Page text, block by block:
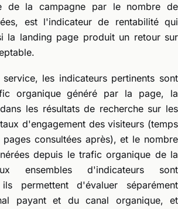
de la campagne par le nombre de
est l'indicateur de rentabilité qui
la landing page produit un retour sur
les indicateurs pertinents sont
organique généré par la page, la
les résultats de recherche sur les
d'engagement des visiteurs (temps
consultées après), et le nombre
depuis le trafic organique de la
ensembles d'indicateurs sont
ils permettent d'évaluer séparément
payant et du canal organique, et